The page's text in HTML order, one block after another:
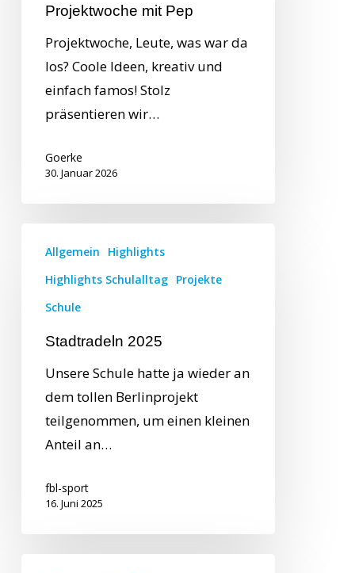
Projektwoche mit Pep
Projektwoche, Leute, was war da
los? Coole Ideen, kreativ und
einfach famos! Stolz
präsentieren wir…
Goerke
30. Januar 2026
Allgemein
Highlights
Highlights Schulalltag Projekte
Schule
Stadtradeln 2025
Unsere Schule hatte ja wieder an
dem tollen Berlinprojekt
teilgenommen, um einen kleinen
Anteil an…
fbl-sport
16. Juni 2025